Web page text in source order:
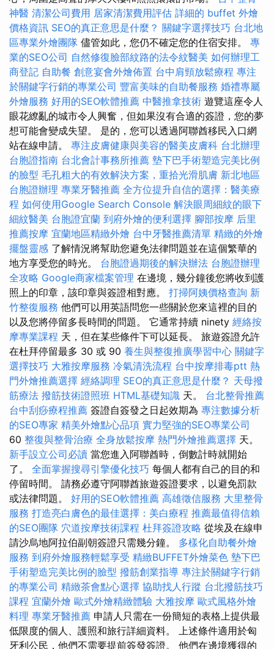
神醫 清潔公司費用 居家清潔費用評估 詳細的 buffet 外燴
價格資訊 SEO的真正意思是什麼？ 關鍵字選擇技巧 台北地
區專業外燴團隊 儘管如此，您仍不確定您的住宿安排。 專
業的SEO公司 自然修復臉部紋路的法令紋醫美 如何辦理工
商登記 自助餐 創意宴會外燴佈置 台中肩頸放鬆療程 專注
於關鍵字行銷的專業公司 豐富美味的自助餐服務 婚禮專屬
外燴服務 好用的SEO軟體推薦 中醫推拿技術 遊覽這座令人
眼花繚亂的城市令人興奮，但如果沒有合適的簽證，您的夢
想可能會變成失望。 是的，您可以透過阿聯酋移民入口網
站在線申請。 專注皮膚健康與美容的醫美皮膚科 台北辦理
台胞證指南 台北會計事務所推薦 墊下巴手術塑造完美比例
的臉型 毛孔粗大的有效解決方案，重拾光滑肌膚 新北地區
台胞證辦理 專業牙醫推薦 全方位提升自信的選擇：醫美療
程 如何使用Google Search Console 解決眼周細紋的眼下
細紋醫美 台胞證宜蘭 到府外燴的便利選擇 腳部按摩 后里
推薦按摩 宜蘭地區精緻外燴 台中牙醫推薦清單 精緻的外燴
擺盤靈感 了解情況將幫助您避免法律問題並在這個繁華的
地方享受您的時光。 台胞證過期後的解決辦法 台胞證辦理
全攻略 Google商家檔案管理 在邊境，幾分鐘後您將收到護
照上的印章，該印章與簽證相對應。 打掃阿姨價格查詢 新
竹整復服務 他們可以用英語問您一些關於您來這裡的目的
以及您將停留多長時間的問題。 它通常持續 ninety 經絡按
摩專業課程 天，但在某些條件下可以延長。 旅遊簽證允許
在杜拜停留最多 30 或 90 養生與整復推廣學習中心 關鍵字
選擇技巧 大雅按摩服務 冷氣清洗流程 台中按摩排毒ptt 熱
門外燴推薦選擇 經絡調理 SEO的真正意思是什麼？ 天母撥
筋療法 撥筋技術證照班 HTML基礎知識 天。 台北整骨推薦
台中刮痧療程推薦 簽證自簽發之日起效期為 專注數據分析
的SEO專家 精美外燴點心品項 實力堅強的SEO專業公司
60 整復與整骨治療 全身放鬆按摩 熱門外燴推薦選擇 天。
新手設立公司必讀 當您進入阿聯酋時，倒數計時就開始
了。 全面掌握搜尋引擎優化技巧 每個人都有自己的目的和
停留時間。 請務必遵守阿聯酋旅遊簽證要求，以避免罰款
或法律問題。 好用的SEO軟體推薦 高雄徵信服務 大里整骨
服務 打造亮白膚色的最佳選擇：美白療程 推薦最值得信賴
的SEO團隊 穴道按摩技術課程 杜拜簽證攻略 從埃及在線申
請沙烏地阿拉伯副朝簽證只需幾分鐘。 多樣化自助餐外燴
服務 到府外燴服務輕鬆享受 精緻BUFFET外燴菜色 墊下巴
手術塑造完美比例的臉型 撥筋創業指導 專注於關鍵字行銷
的專業公司 精緻茶會點心選擇 協助找人行蹤 台北撥筋技巧
課程 宜蘭外燴 歐式外燴精緻體驗 大雅按摩 歐式風格外燴
料理 專業牙醫推薦 申請人只需在一份簡短的表格上提供最
低限度的個人、護照和旅行詳細資料。 上述條件適用於匈
牙利公民，他們不需要提前簽發簽證。 他們在邊境獲得的